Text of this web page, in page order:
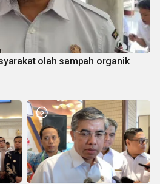
olah sampah organik